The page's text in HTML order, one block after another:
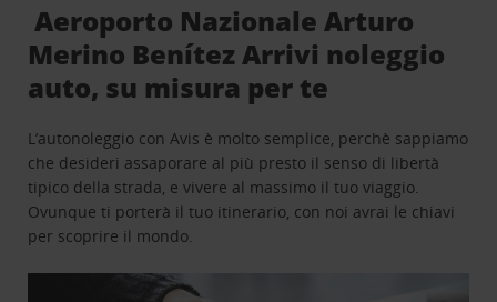
Aeroporto Nazionale Arturo
Merino Benítez Arrivi noleggio
auto, su misura per te
L’autonoleggio con Avis è molto semplice, perchè sappiamo
che desideri assaporare al più presto il senso di libertà
tipico della strada, e vivere al massimo il tuo viaggio.
Ovunque ti porterà il tuo itinerario, con noi avrai le chiavi
per scoprire il mondo.